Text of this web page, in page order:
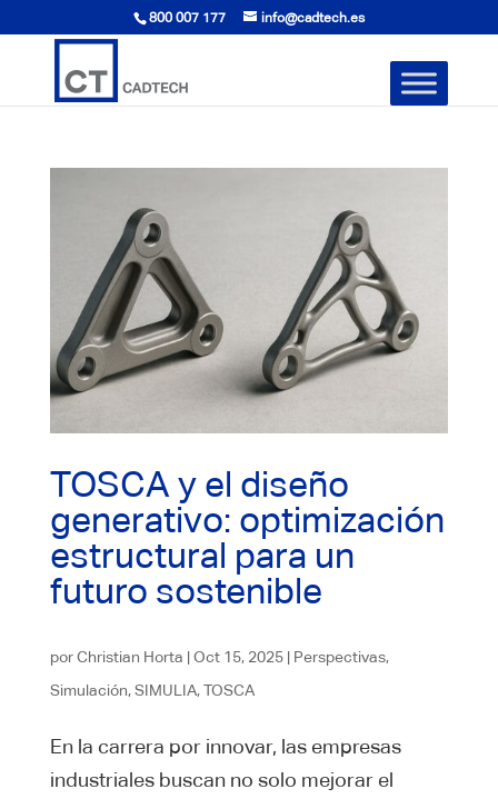
800 007 177 info@cadtech.es
TOSCA y el diseño
generativo: optimización
estructural para un
futuro sostenible
porChristian Horta |Oct 15, 2025| Perspectivas,
Simulación,SIMULIA,TOSCA
En la carrera por innovar, las empresas
industriales buscan no solo mejorar el